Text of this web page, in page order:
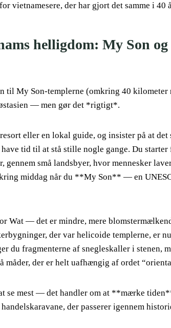
vietnamesere, der har gjort det samme i 40
helligdom: My Son
til My Son-templerne (omkring 40 kilometer
— men gør det *rigtigt*.
eller en lokal guide, og insister på at
tid til at stå stille nogle gange. Du
gennem små landsbyer, hvor mennesker
middag når du **My Son** — en
Wat — det er mindre, mere
der var helicoide templerne, er
du fragmenterne af snegleskaller i stenen,
måder, der er helt uafhængig af ordet
se mest — det handler om at **mærke
der passerer igennem